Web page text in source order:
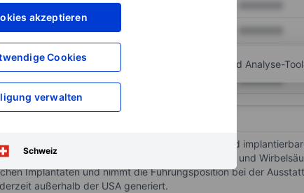
akzeptieren
Cookies
verwalten
Schweiz
XXXXXXX
XXXXXXX
XXXXXXX
XXXXXXX XXXXXXX
Konto eröffnenum Zugriff auf mehr Diagramm- und Analyse-
Instrumenten, Verbrauchsmaterialien und
OP-Ausstattungen, Embolie-Spulen und
Implantaten und nimmt die Führungsposition bei der
außerhalb der USA generiert.